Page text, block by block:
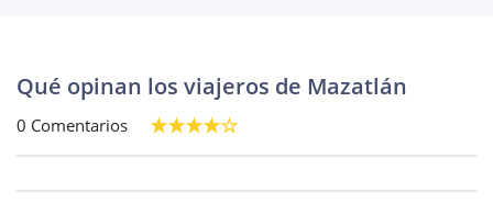
Qué opinan los viajeros de Mazatlán
0 Comentarios